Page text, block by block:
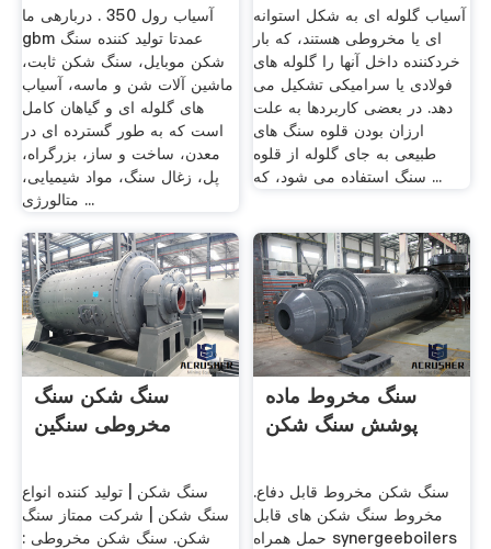
آسیاب رول 350 . دربارهی ما
gbm عمدتا تولید کننده سنگ
شکن موبایل، سنگ شکن ثابت،
ماشین آلات شن و ماسه، آسیاب
های گلوله ای و گیاهان کامل
است که به طور گسترده ای در
معدن، ساخت و ساز، بزرگراه،
پل، زغال سنگ، مواد شیمیایی،
متالورژی ...
آسیاب گلوله ای به شکل استوانه
ای یا مخروطی هستند، که بار
خردکننده داخل آنها را گلوله های
فولادی یا سرامیکی تشکیل می
دهد. در بعضی کاربردها به علت
ارزان بودن قلوه سنگ های
طبیعی به جای گلوله از قلوه
سنگ استفاده می شود، که ...
سنگ شکن سنگ
مخروطی سنگین
سنگ شکن | تولید کننده انواع
سنگ شکن | شرکت ممتاز سنگ
شکن. سنگ شکن مخروطی :
سنگ مخروط ماده
پوشش سنگ شکن
سنگ شکن مخروط قابل دفاع.
مخروط سنگ شکن های قابل
حمل همراه synergeeboilers